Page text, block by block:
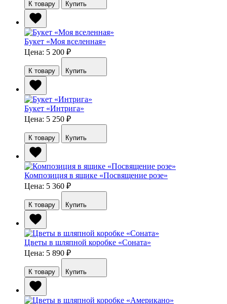
К товару Купить
Букет «Моя вселенная»
Цена: 5 200 ₽
К товару Купить
Букет «Интрига»
Цена: 5 250 ₽
К товару Купить
Композиция в ящике «Посвящение розе»
Цена: 5 360 ₽
К товару Купить
Цветы в шляпной коробке «Соната»
Цена: 5 890 ₽
К товару Купить